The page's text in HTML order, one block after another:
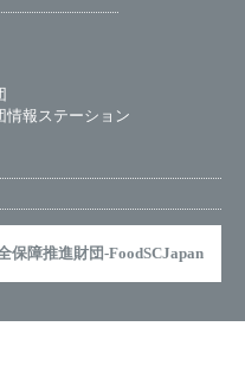
情報ステーション
保障推進財団-FoodSCJapan